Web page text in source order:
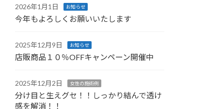
2026年1月1日 お知らせ
今年もよろしくお願いいたします
2025年12月9日 お知らせ
店販商品１０％OFFキャンペーン開催中
2025年12月2日 女性の施術例
分け目と生えグセ！！しっかり結んで透け
感を解消！！